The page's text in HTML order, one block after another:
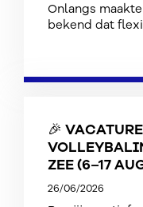
Onlangs
bekend dat
🎉
ZEE (6–17
26/06/2026